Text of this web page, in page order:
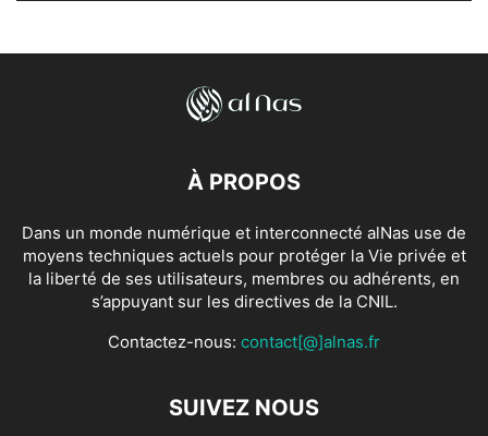
À PROPOS
Dans un monde numérique et interconnecté alNas use de
moyens techniques actuels pour protéger la Vie privée et
la liberté de ses utilisateurs, membres ou adhérents, en
s’appuyant sur les directives de la CNIL.
Contactez-nous: contact[@]alnas.fr
SUIVEZ NOUS